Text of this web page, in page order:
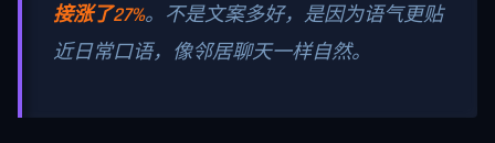
接涨了27%。不是文案多好，是因为语气更贴
近日常口语，像邻居聊天一样自然。